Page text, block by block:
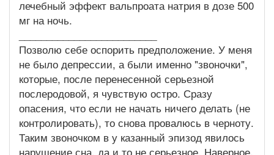
лечебный эффект вальпроата натрия в дозе 500
мг на ночь.
Позволю себе оспорить предположение. У меня
не было депрессии, а были именно "звоночки",
которые, после перенесенной серьезной
послеродовой, я чувствую остро. Сразу
опасения, что если не начать ничего делать (не
контролировать), то снова провалюсь в черноту.
Таким звоночком в у казанный эпизод явилось
нарушение сна, да и то не серьезное. Наверное,